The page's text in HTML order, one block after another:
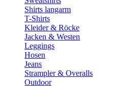
Shirts langarm
T-Shirts
Kleider & Röcke
Jacken & Westen
Leggings
Hosen
Jeans
Strampler & Overalls
Outdoor